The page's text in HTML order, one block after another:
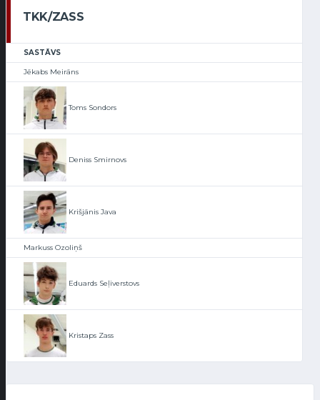
TKK/ZASS
SASTĀVS
Jēkabs Meirāns
Toms Sondors
Deniss Smirnovs
Krišjānis Java
Markuss Ozoliņš
Eduards Seļiverstovs
Kristaps Zass